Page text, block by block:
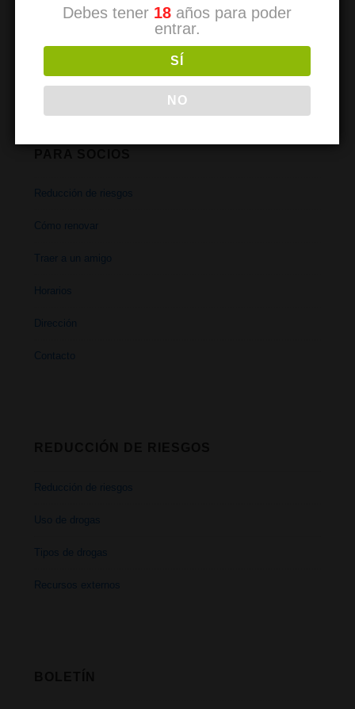
Comment devenir un membre
Reducción de riesgos
Cómo renovar
Traer a un amigo
Horarios
Dirección
Contacto
Reducción de riesgos
Uso de drogas
Tipos de drogas
Recursos externos
Debes tener 18 años para poder
entrar.
SÍ
NO